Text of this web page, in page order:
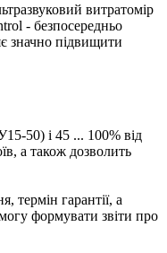
витратомір
- безпосередньо
значно підвищити
50) і 45 ... 100% від
а також дозволить
термін гарантії, а
формувати звіти про